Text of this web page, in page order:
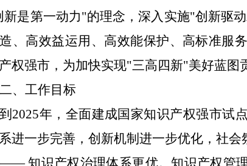
新是第一动力"的理念，深入实施"创新驱
、高效益运用、高效能保护、高标准服
权强市，为加快实现"三高四新"美好蓝图
二、工作目标
到2025年，全面建成国家知识产权强市试
进一步完善，创新机制进一步优化，社会
知识产权治理体系更优。知识产权管